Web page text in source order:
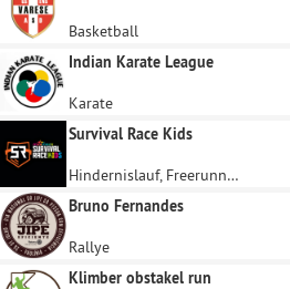
Basketball
Indian Karate League
Karate
Survival Race Kids
Hindernislauf, Freerunning, Kinder- und Jugendsport
Bruno Fernandes
Rallye
Klimber obstakel run